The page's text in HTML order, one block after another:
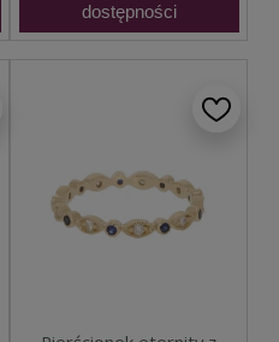
dostępności